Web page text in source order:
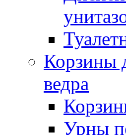
Корзины
ведра
Урны